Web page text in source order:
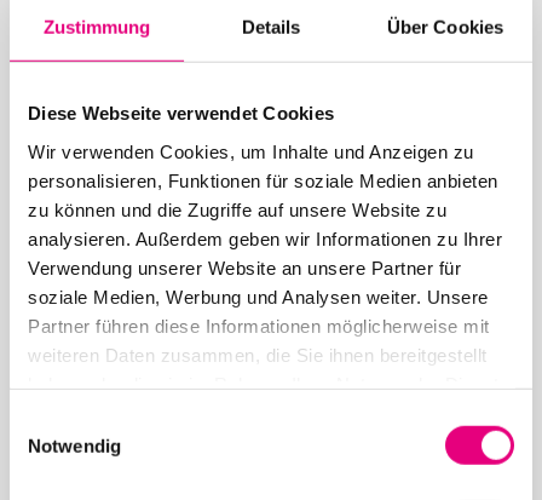
Zustimmung Details Über Cookies
Diese Webseite verwendet Cookies
Wir verwenden Cookies, um Inhalte und Anzeigen zu
personalisieren, Funktionen für soziale Medien anbieten
zu können und die Zugriffe auf unsere Website zu
analysieren. Außerdem geben wir Informationen zu Ihrer
Verwendung unserer Website an unsere Partner für
soziale Medien, Werbung und Analysen weiter. Unsere
Partner führen diese Informationen möglicherweise mit
weiteren Daten zusammen, die Sie ihnen bereitgestellt
Notwendig
Weitere Beiträge in der
26. Juni 2026
28. Enjoy Jazz Festival – Abschluss mit Brad
Mehldau solo